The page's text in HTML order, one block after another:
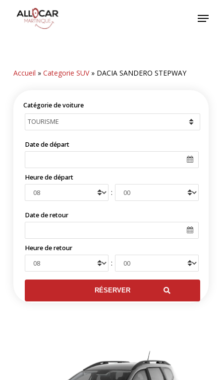
Menu
Accueil » Categorie SUV» DACIA SANDERO STEPWAY
Catégorie de voiture
Date de départ
Heure de départ
:
Date de retour
Heure de retour
: